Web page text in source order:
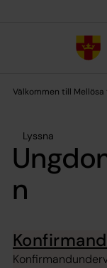
Välkommen till Mellösa
Lyssna
n